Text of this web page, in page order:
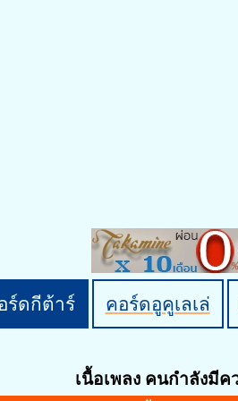
ร์ดกีต้าร์ คอร์ดอูคูเลเล่
เนื้อเพลง คนกำลังมีค